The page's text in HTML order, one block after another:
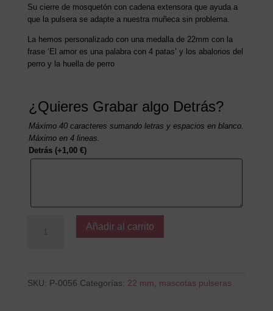
Su cierre de mosquetón con cadena extensora que ayuda a
que la pulsera se adapte a nuestra muñeca sin problema.
La hemos personalizado con una medalla de 22mm con la
frase ‘El amor es una palabra con 4 patas’ y los abalorios del
perro y la huella de perro
¿Quieres Grabar algo Detrás?
Máximo 40 caracteres sumando letras y espacios en blanco.
Máximo en 4 lineas.
Detrás (+1,00 €)
amor
con
Añadir al carrito
SKU: P-0056 Categorías: 22 mm, mascotas pulseras